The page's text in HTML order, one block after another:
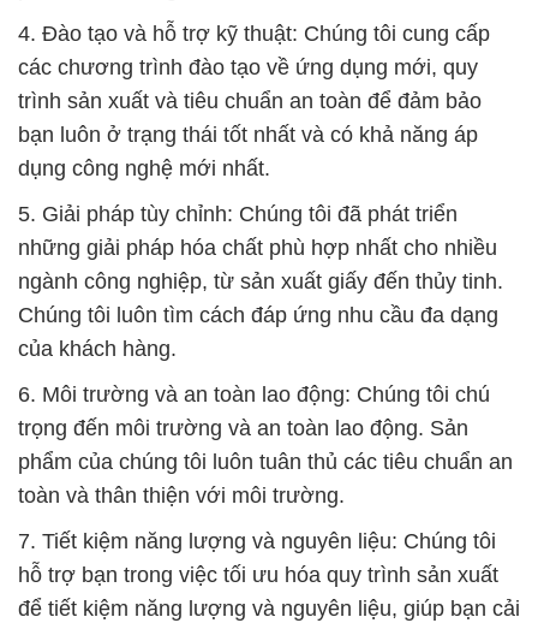
4. Đào tạo và hỗ trợ kỹ thuật: Chúng tôi cung cấp
các chương trình đào tạo về ứng dụng mới, quy
trình sản xuất và tiêu chuẩn an toàn để đảm bảo
bạn luôn ở trạng thái tốt nhất và có khả năng áp
dụng công nghệ mới nhất.
5. Giải pháp tùy chỉnh: Chúng tôi đã phát triển
những giải pháp hóa chất phù hợp nhất cho nhiều
ngành công nghiệp, từ sản xuất giấy đến thủy tinh.
Chúng tôi luôn tìm cách đáp ứng nhu cầu đa dạng
của khách hàng.
6. Môi trường và an toàn lao động: Chúng tôi chú
trọng đến môi trường và an toàn lao động. Sản
phẩm của chúng tôi luôn tuân thủ các tiêu chuẩn an
toàn và thân thiện với môi trường.
7. Tiết kiệm năng lượng và nguyên liệu: Chúng tôi
hỗ trợ bạn trong việc tối ưu hóa quy trình sản xuất
để tiết kiệm năng lượng và nguyên liệu, giúp bạn cải